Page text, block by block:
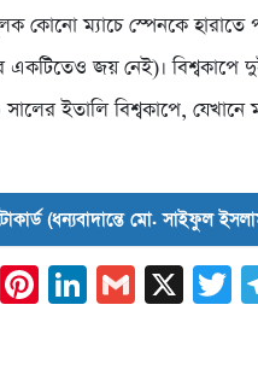
কোনো ম্যাচে স্পেনকে হারাতে
একটিতেও জয় নেই)। বিশ্বকাপে
ইতালি বিশ্বকাপে, যেখানে
(ধন্যবাদান্তে মো. সাইফুল
WhatsApp
Pinterest
LinkedIn
Gmail
X